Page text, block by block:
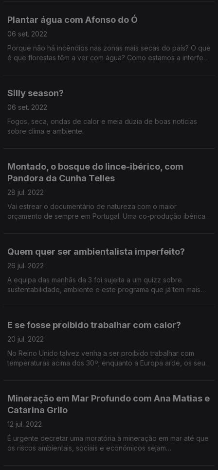
Plantar água com Afonso do Ó
06 set. 2022
Porque não há incêndios nas zonas mais secas do país? O que
é que florestas têm a ver com água? Como estamos a interferir
Silly season?
06 set. 2022
Fogos, seca, ondas de calor e meia dúzia de boas notícias
sobre clima e ambiente.
Montado, o bosque do lince-ibérico, com
Pandora da Cunha Telles
28 jul. 2022
Vai estrear o documentário de natureza com o maior
orçamento de sempre em Portugal. Uma co-produção ibérica
Quem quer ser ambientalista imperfeito?
26 jul. 2022
A equipa das manhãs da 3 foi sujeita a um quizz sobre
sustentabilidade, ambiente e este programa que já tem mais
E se fosse proibido trabalhar com calor?
20 jul. 2022
No Reino Unido talvez venha a ser proibido trabalhar com
temperaturas acima dos 30º; enquanto a Europa arde, os seus
Mineração em Mar Profundo com Ana Matias e
Catarina Grilo
12 jul. 2022
É urgente decretar uma moratória à mineração em mar até que
os riscos ambientais, sociais e económicos sejam